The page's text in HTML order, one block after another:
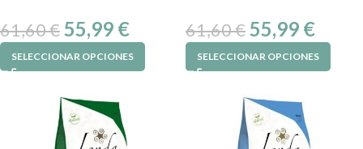
61,60€55,99 €
SELECCIONAR OPCIONES
61,60€55,99 €
SELECCIONAR OPCIONES